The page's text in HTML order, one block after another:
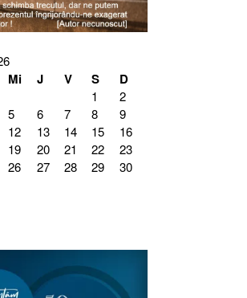
Mi J V S D
1
2
5 6 7 8
9
12 13 14 15
16
19 20 21 22
23
26 27 28 29
30